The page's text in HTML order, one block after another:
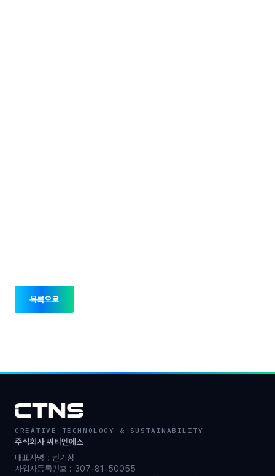
목록으로
CREATIVE TECHNOLOGY & SUSTAINABILITY
주식회사 씨티엔에스
대표자명 : 권기정
사업자등록번호 : 307-81-50055